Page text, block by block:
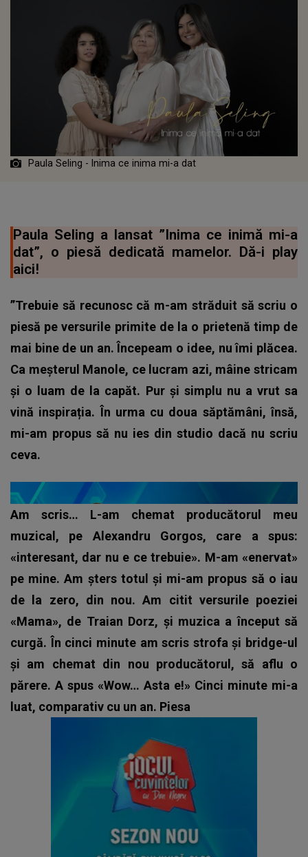
Paula Seling - Inima ce inima mi-a dat
Paula Seling a lansat ”Inima ce inimă mi-a
dat”, o piesă dedicată mamelor. Dă-i play
aici!
”Trebuie să recunosc că m-am străduit să scriu o
piesă pe versurile primite de la o prietenă timp de
mai bine de un an. Începeam o idee, nu îmi plăcea.
Ca meșterul Manole, ce lucram azi, mâine stricam
și o luam de la capăt. Pur și simplu nu a vrut sa
vină inspirația. În urma cu doua săptămâni, însă,
mi-am propus să nu ies din studio dacă nu scriu
ceva.
Am scris… L-am chemat producătorul meu
muzical, pe Alexandru Gorgos, care a spus:
«interesant, dar nu e ce trebuie». M-am «enervat»
pe mine. Am șters totul și mi-am propus să o iau
de la zero, din nou. Am citit versurile poeziei
«Mama», de Traian Dorz, și muzica a început să
curgă. În cinci minute am scris strofa și bridge-ul
și am chemat din nou producătorul, să aflu o
părere. A spus «Wow… Asta e!» Cinci minute mi-a
luat, comparativ cu un an. Piesa